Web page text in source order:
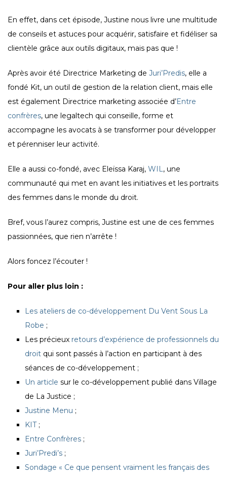
En effet, dans cet épisode, Justine nous livre une multitude
de conseils et astuces pour acquérir, satisfaire et fidéliser sa
clientèle grâce aux outils digitaux, mais pas que !
Après avoir été Directrice Marketing de Juri’Predis, elle a
fondé Kit, un outil de gestion de la relation client, mais elle
est également Directrice marketing associée d’Entre
confrères, une legaltech qui conseille, forme et
accompagne les avocats à se transformer pour développer
et pérenniser leur activité.
Elle a aussi co-fondé, avec Eleïssa Karaj, WIL, une
communauté qui met en avant les initiatives et les portraits
des femmes dans le monde du droit.
Bref, vous l’aurez compris, Justine est une de ces femmes
passionnées, que rien n’arrête !
Alors foncez l’écouter !
Pour aller plus loin :
Les ateliers de co-développement Du Vent Sous La
Robe ;
Les précieux retours d’expérience de professionnels du
droitqui sont passés à l’action en participant à des
séances de co-développement ;
Un article sur le co-développement publié dans Village
de La Justice ;
Justine Menu ;
KIT;
Entre Confrères ;
Juri’Predi’s;
Sondage « Ce que pensent vraiment les français des